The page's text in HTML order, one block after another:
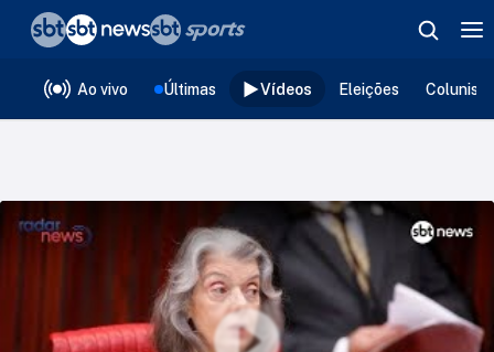
Ao vivo Últimas Vídeos Eleições
❮voltar
Editorias